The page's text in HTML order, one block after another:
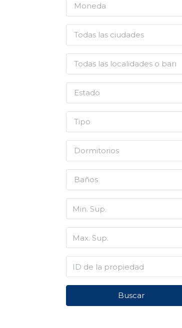
Moneda
Todas las ciudades
Todas las localidades o
Estado
Tipo
Dormitorios
Baños
Buscar